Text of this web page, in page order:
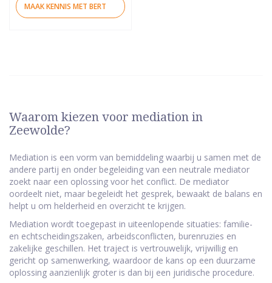
MAAK KENNIS MET BERT
Waarom kiezen voor mediation in
Zeewolde?
Mediation is een vorm van bemiddeling waarbij u samen met de
andere partij en onder begeleiding van een neutrale mediator
zoekt naar een oplossing voor het conflict. De mediator
oordeelt niet, maar begeleidt het gesprek, bewaakt de balans en
helpt u om helderheid en overzicht te krijgen.
Mediation wordt toegepast in uiteenlopende situaties: familie-
en echtscheidingszaken, arbeidsconflicten, burenruzies en
zakelijke geschillen. Het traject is vertrouwelijk, vrijwillig en
gericht op samenwerking, waardoor de kans op een duurzame
oplossing aanzienlijk groter is dan bij een juridische procedure.